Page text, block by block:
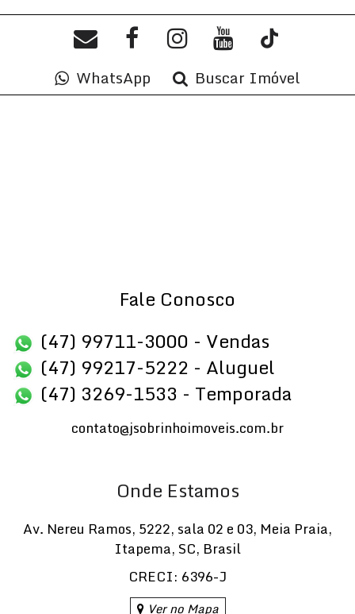
92.00m²
WhatsApp Buscar Imóvel
Fale Conosco
(47) 99711-3000 - Vendas
(47) 99217-5222 - Aluguel
(47) 3269-1533 - Temporada
contato@jsobrinhoimoveis.com.br
Onde Estamos
Av. Nereu Ramos, 5222, sala 02 e 03, Meia Praia,
Itapema, SC, Brasil
CRECI: 6396-J
Ver no Mapa